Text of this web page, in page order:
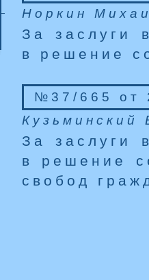
Норкин
За заслуги
в решение
№37/665 от
Кузьминский
За заслуги
в решение
свобод